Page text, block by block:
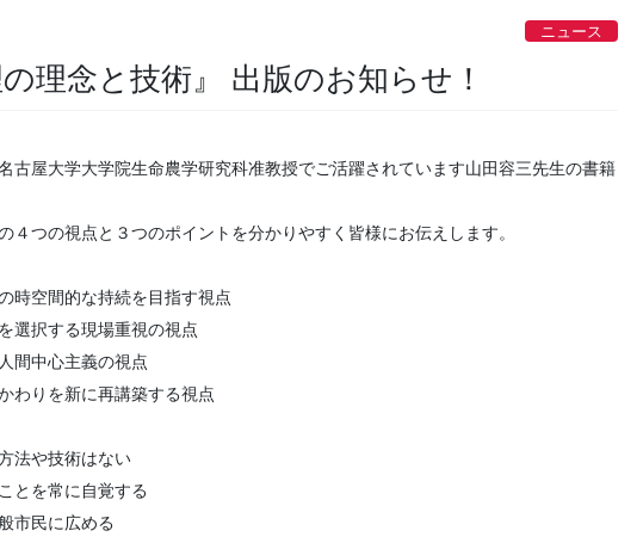
ニュース
理念と技術』 出版のお知らせ！
古屋大学大学院生命農学研究科准教授でご活躍されています山田容三先生の書籍
４つの視点と３つのポイントを分かりやすく皆様にお伝えします。
時空間的な持続を目指す視点
選択する現場重視の視点
間中心主義の視点
わりを新に再講築する視点
法や技術はない
とを常に自覚する
市民に広める